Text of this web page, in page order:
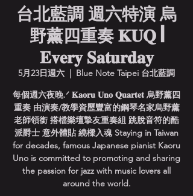
台北藍調 週六特演 烏
野薰四重奏 𝐊𝐔𝐐 |
𝐄𝐯𝐞𝐫𝐲 𝐒𝐚𝐭𝐮𝐫𝐝𝐚𝐲
5月23日週六
  |
Blue Note Taipei 台北藍調
每個週六夜晚.ᐟ 𝐊𝐚𝐨𝐫𝐮 𝐔𝐧𝐨 𝐐𝐮𝐚𝐫𝐭𝐞𝐭 烏野薰四
重奏 由演奏/教學資歷豐富的鋼琴名家烏野薰
老師領銜 搭檔樂壇摯友重奏組 跳脫音符的酷
派爵士 意外體貼 繞樑入魂 Staying in Taiwan
for decades, famous Japanese pianist Kaoru
Uno is committed to promoting and sharing
the passion for jazz with music lovers all
around the world.